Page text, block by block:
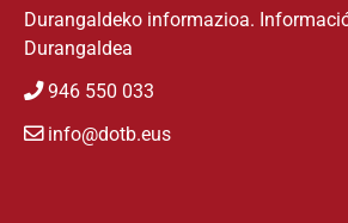
Durangaldeko informazioa.
Durangaldea
946 550 033
info@dotb.eus